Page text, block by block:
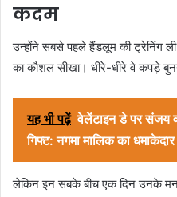
कदम
उन्होंने सबसे पहले हैंडलूम की ट्रेनिंग
का कौशल सीखा। धीरे-धीरे वे कपड़े
यह भी पढ़ें वेलेंटाइन डे पर संजय
गिफ्ट: नगमा मालिक का
लेकिन इन सबके बीच एक दिन उनके